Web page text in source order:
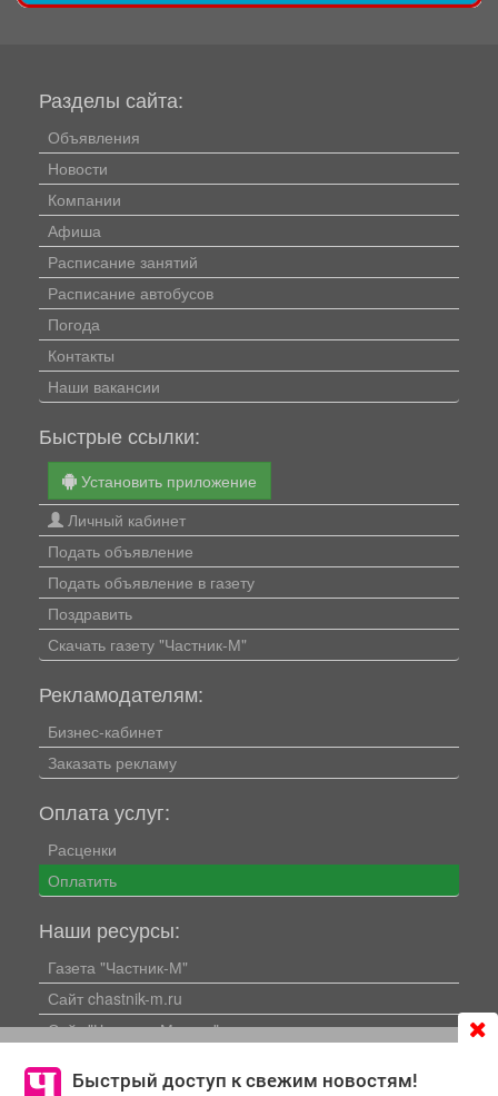
Быстрый доступ к свежим новостям!
согласие на обработку файлов cookie, которые
Разделы сайта:
Объявления
Новости
Компании
Афиша
Расписание занятий
Расписание автобусов
Погода
Контакты
Наши вакансии
Быстрые ссылки:
Установить приложение
Личный кабинет
Подать объявление
Подать объявление в газету
Поздравить
Скачать газету "Частник-М"
Рекламодателям:
Бизнес-кабинет
Заказать рекламу
Оплата услуг:
Расценки
Оплатить
Наши ресурсы:
Газета "Частник-М"
Сайт chastnik-m.ru
Сайт "Частник. Маркет"
Радио для двоих 105.3FM